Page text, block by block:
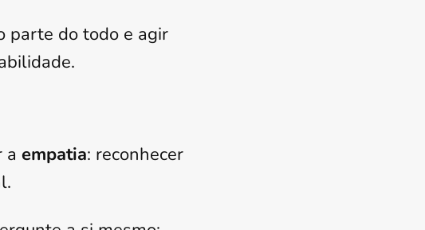
parte do todo e agir
aempatia: reconhecer